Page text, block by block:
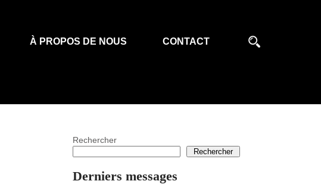
À PROPOS DE NOUS CONTACT
Rechercher
Rechercher
Derniers messages